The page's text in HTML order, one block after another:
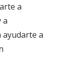
a
a
ayudarte a